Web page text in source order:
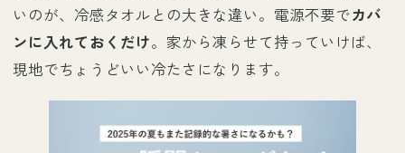
いのが、冷感タオルとの大きな違い。電源不要でカバ
ンに入れておくだけ。家から凍らせて持っていけば、
現地でちょうどいい冷たさになります。